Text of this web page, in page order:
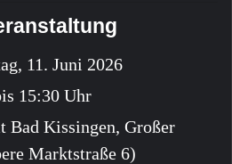
11. Juni 2026
15:30 Uhr
Bad Kissingen, Großer
Marktstraße 6)